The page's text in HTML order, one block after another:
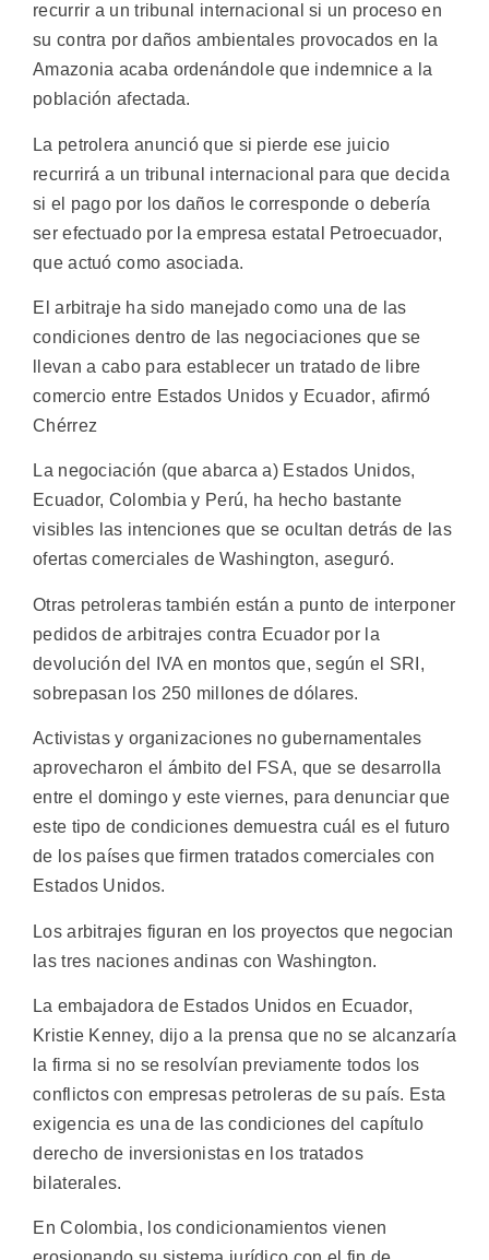
recurrir a un tribunal internacional si un proceso en
su contra por daños ambientales provocados en la
Amazonia acaba ordenándole que indemnice a la
población afectada.
La petrolera anunció que si pierde ese juicio
recurrirá a un tribunal internacional para que decida
si el pago por los daños le corresponde o debería
ser efectuado por la empresa estatal Petroecuador,
que actuó como asociada.
El arbitraje ha sido manejado como una de las
condiciones dentro de las negociaciones que se
llevan a cabo para establecer un tratado de libre
comercio entre Estados Unidos y Ecuador, afirmó
Chérrez
La negociación (que abarca a) Estados Unidos,
Ecuador, Colombia y Perú, ha hecho bastante
visibles las intenciones que se ocultan detrás de las
ofertas comerciales de Washington, aseguró.
Otras petroleras también están a punto de interponer
pedidos de arbitrajes contra Ecuador por la
devolución del IVA en montos que, según el SRI,
sobrepasan los 250 millones de dólares.
Activistas y organizaciones no gubernamentales
aprovecharon el ámbito del FSA, que se desarrolla
entre el domingo y este viernes, para denunciar que
este tipo de condiciones demuestra cuál es el futuro
de los países que firmen tratados comerciales con
Estados Unidos.
Los arbitrajes figuran en los proyectos que negocian
las tres naciones andinas con Washington.
La embajadora de Estados Unidos en Ecuador,
Kristie Kenney, dijo a la prensa que no se alcanzaría
la firma si no se resolvían previamente todos los
conflictos con empresas petroleras de su país. Esta
exigencia es una de las condiciones del capítulo
derecho de inversionistas en los tratados
bilaterales.
En Colombia, los condicionamientos vienen